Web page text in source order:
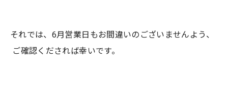
それでは、6月営業日もお間違いのございませんよう、
ご確認くだされば幸いです。